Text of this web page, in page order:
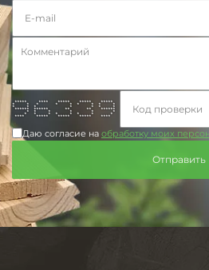
***** **** ***** ***** *****
* * * * * * * * *
* * * * * * *
****** ****** ** ** ******
* * * * * *
* * * * * * * *
**** ***** ***** ***** ****
Даю согласие на обработку моих